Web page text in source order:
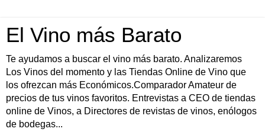
El Vino más Barato
Te ayudamos a buscar el vino más barato. Analizaremos
Los Vinos del momento y las Tiendas Online de Vino que
los ofrezcan más Económicos.Comparador Amateur de
precios de tus vinos favoritos. Entrevistas a CEO de tiendas
online de Vinos, a Directores de revistas de vinos, enólogos
de bodegas...